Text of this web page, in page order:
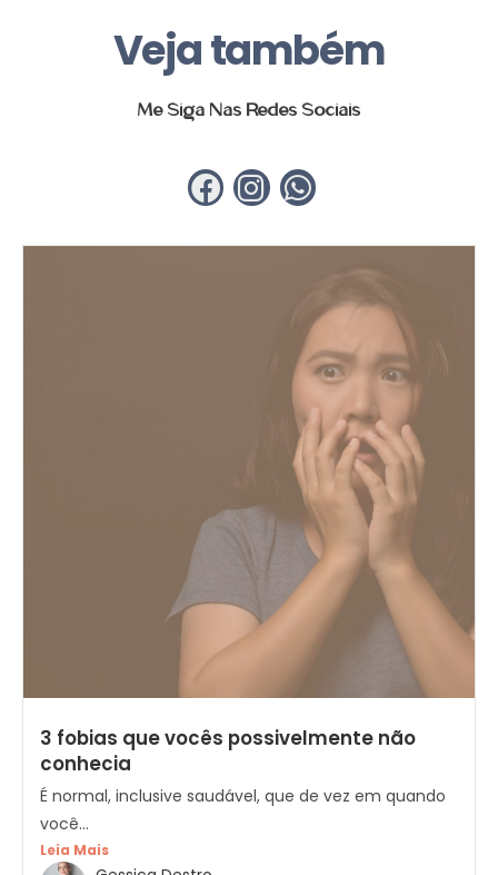
Veja também
Me Siga Nas Redes Sociais
3 fobias que vocês possivelmente não
conhecia
É normal, inclusive saudável, que de vez em quando
você...
Leia Mais